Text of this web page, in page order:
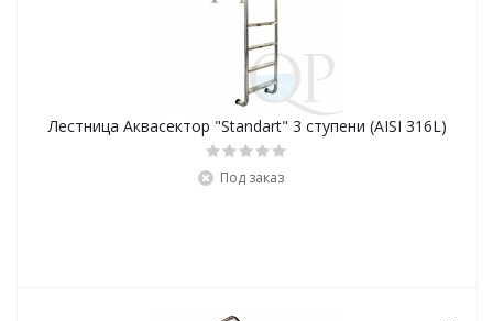
Лестница Аквасектор "Standart" 3 ступени (AISI 316L)
Под заказ